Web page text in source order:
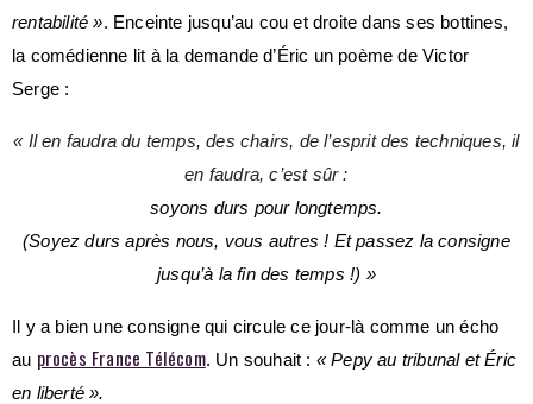
rentabilité ». Enceinte jusqu’au cou et droite dans ses bottines,
la comédienne lit à la demande d’Éric un poème de Victor
Serge :
« Il en faudra du temps, des chairs, de l’esprit des techniques, il
en faudra, c’est sûr :
soyons durs pour longtemps.
(Soyez durs après nous, vous autres ! Et passez la consigne
jusqu’à la fin des temps !) »
Il y a bien une consigne qui circule ce jour-là comme un écho
au procès France Télécom. Un souhait : « Pepy au tribunal et Éric
en liberté ».